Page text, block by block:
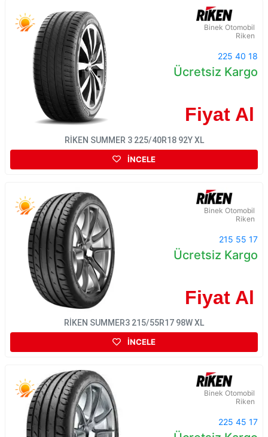
Binek Otomobil
Riken
225 40 18
Ücretsiz Kargo
Fiyat Al
RİKEN SUMMER 3 225/40R18 92Y XL
İNCELE
Binek Otomobil
Riken
215 55 17
Ücretsiz Kargo
Fiyat Al
RİKEN SUMMER3 215/55R17 98W XL
İNCELE
Binek Otomobil
Riken
225 45 17